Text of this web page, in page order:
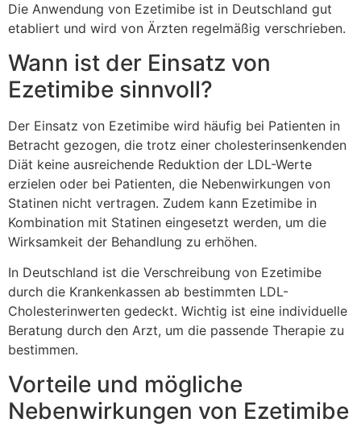
Die Anwendung von Ezetimibe ist in Deutschland gut
etabliert und wird von Ärzten regelmäßig verschrieben.
Wann ist der Einsatz von
Ezetimibe sinnvoll?
Der Einsatz von Ezetimibe wird häufig bei Patienten in
Betracht gezogen, die trotz einer cholesterinsenkenden
Diät keine ausreichende Reduktion der LDL-Werte
erzielen oder bei Patienten, die Nebenwirkungen von
Statinen nicht vertragen. Zudem kann Ezetimibe in
Kombination mit Statinen eingesetzt werden, um die
Wirksamkeit der Behandlung zu erhöhen.
In Deutschland ist die Verschreibung von Ezetimibe
durch die Krankenkassen ab bestimmten LDL-
Cholesterinwerten gedeckt. Wichtig ist eine individuelle
Beratung durch den Arzt, um die passende Therapie zu
bestimmen.
Vorteile und mögliche
Nebenwirkungen von Ezetimibe